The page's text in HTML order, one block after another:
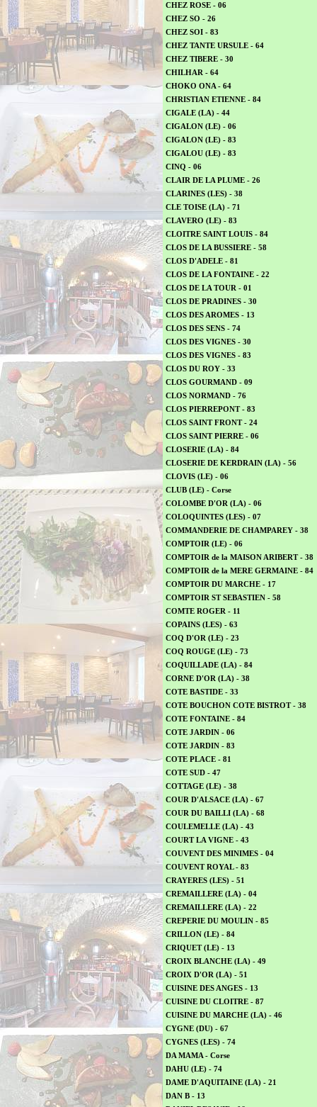
CHEZ ROSE - 06
CHEZ SO - 26
CHEZ SOI - 83
CHEZ TANTE URSULE - 64
CHEZ TIBERE - 30
CHILHAR - 64
CHOKO ONA - 64
CHRISTIAN ETIENNE - 84
CIGALE (LA) - 44
CIGALON (LE) - 06
CIGALON (LE) - 83
CIGALOU (LE) - 83
CINQ - 06
CLAIR DE LA PLUME - 26
CLARINES (LES) - 38
CLE TOISE (LA) - 71
CLAVERO (LE) - 83
CLOITRE SAINT LOUIS - 84
CLOS DE LA BUSSIERE - 58
CLOS D'ADELE - 81
CLOS DE LA FONTAINE - 22
CLOS DE LA TOUR - 01
CLOS DE PRADINES - 30
CLOS DES AROMES - 13
CLOS DES SENS - 74
CLOS DES VIGNES - 30
CLOS DES VIGNES - 83
CLOS DU ROY - 33
CLOS GOURMAND - 09
CLOS NORMAND - 76
CLOS PIERREPONT - 83
CLOS SAINT FRONT - 24
CLOS SAINT PIERRE - 06
CLOSERIE (LA) - 84
CLOSERIE DE KERDRAIN (LA) - 56
CLOVIS (LE) - 06
CLUB (LE) - Corse
COLOMBE D'OR (LA) - 06
COLOQUINTES (LES) - 07
COMMANDERIE DE CHAMPAREY - 38
COMPTOIR (LE) - 06
COMPTOIR de la MAISON ARIBERT - 38
COMPTOIR de la MERE GERMAINE - 84
COMPTOIR DU MARCHE - 17
COMPTOIR ST SEBASTIEN - 58
COMTE ROGER - 11
COPAINS (LES) - 63
COQ D'OR (LE) - 23
COQ ROUGE (LE) - 73
COQUILLADE (LA) - 84
CORNE D'OR (LA) - 38
COTE BASTIDE - 33
COTE BOUCHON COTE BISTROT - 38
COTE FONTAINE - 84
COTE JARDIN - 06
COTE JARDIN - 83
COTE PLACE - 81
COTE SUD - 47
COTTAGE (LE) - 38
COUR D'ALSACE (LA) - 67
COUR DU BAILLI (LA) - 68
COULEMELLE (LA) - 43
COURT LA VIGNE - 43
COUVENT DES MINIMES - 04
COUVENT ROYAL - 83
CRAYERES (LES) - 51
CREMAILLERE (LA) - 04
CREMAILLERE (LA) - 22
CREPERIE DU MOULIN - 85
CRILLON (LE) - 84
CRIQUET (LE) - 13
CROIX BLANCHE (LA) - 49
CROIX D'OR (LA) - 51
CUISINE DES ANGES - 13
CUISINE DU CLOITRE - 87
CUISINE DU MARCHE (LA) - 46
CYGNE (DU) - 67
CYGNES (LES) - 74
DA MAMA - Corse
DAHU (LE) - 74
DAME D'AQUITAINE (LA) - 21
DAN B - 13